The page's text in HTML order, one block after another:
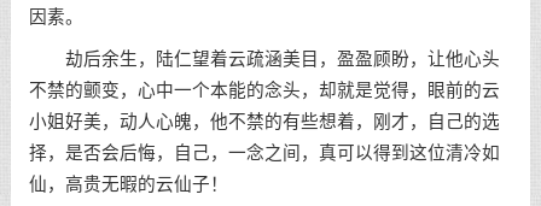
因素。
劫后余生，陆仁望着云疏涵美目，盈盈顾盼，让他心头
不禁的颤变，心中一个本能的念头，却就是觉得，眼前的云
小姐好美，动人心魄，他不禁的有些想着，刚才，自己的选
择，是否会后悔，自己，一念之间，真可以得到这位清冷如
仙，高贵无暇的云仙子！